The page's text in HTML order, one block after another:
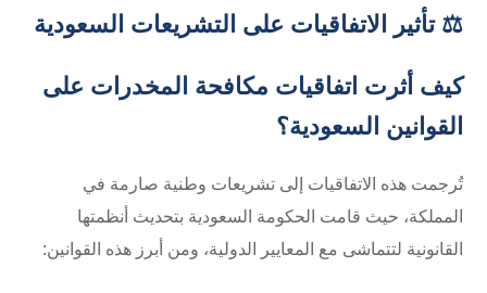
⚖️ تأثير الاتفاقيات على التشريعات السعودية
كيف أثرت اتفاقيات مكافحة المخدرات على
القوانين السعودية؟
تُرجمت هذه الاتفاقيات إلى تشريعات وطنية صارمة في
المملكة، حيث قامت الحكومة السعودية بتحديث أنظمتها
القانونية لتتماشى مع المعايير الدولية، ومن أبرز هذه القوانين: